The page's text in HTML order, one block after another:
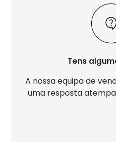
Tens
A nossa equipa de
uma resposta